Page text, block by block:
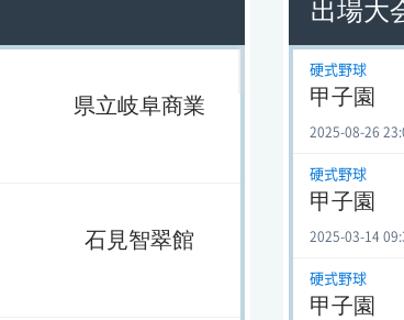
県立岐阜商業
石見智翠館
出場大
硬式野球
甲子園
2025-08-26
硬式野球
甲子園
2025-03-14
硬式野球
甲子園